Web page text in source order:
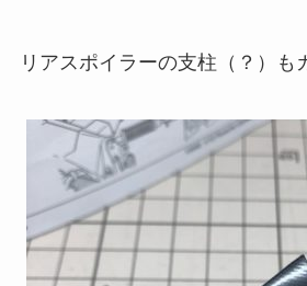
リアスポイラーの支柱（？）も